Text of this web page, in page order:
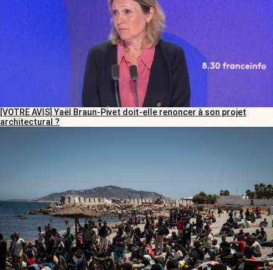
[VOTRE AVIS] Yaël Braun-Pivet doit-elle renoncer à son projet
architectural ?